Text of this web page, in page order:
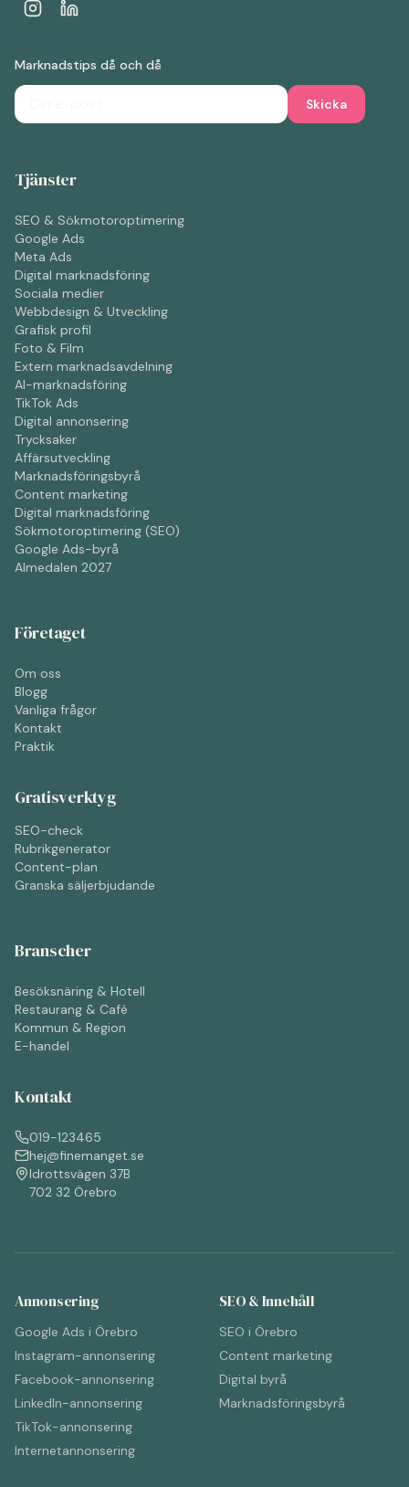
Marknadstips då och då
Skicka
Tjänster
SEO & Sökmotoroptimering
Google Ads
Meta Ads
Digital marknadsföring
Sociala medier
Webbdesign & Utveckling
Grafisk profil
Foto & Film
Extern marknadsavdelning
AI-marknadsföring
TikTok Ads
Digital annonsering
Trycksaker
Affärsutveckling
Marknadsföringsbyrå
Content marketing
Digital marknadsföring
Sökmotoroptimering (SEO)
Google Ads-byrå
Almedalen 2027
Företaget
Om oss
Blogg
Vanliga frågor
Kontakt
Praktik
Gratisverktyg
SEO-check
Rubrikgenerator
Content-plan
Granska säljerbjudande
Branscher
Besöksnäring & Hotell
Restaurang & Café
Kommun & Region
E-handel
Kontakt
019-123465
hej@finemanget.se
Idrottsvägen 37B
702 32 Örebro
Annonsering
Google Ads i Örebro
Instagram-annonsering
Facebook-annonsering
LinkedIn-annonsering
TikTok-annonsering
Internetannonsering
SEO & Innehåll
SEO i Örebro
Content marketing
Digital byrå
Marknadsföringsbyrå